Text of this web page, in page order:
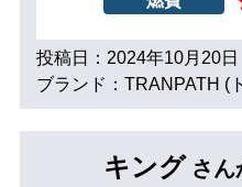
投稿日：2024年10月20日
ブランド：TRANPATH (
キング さん